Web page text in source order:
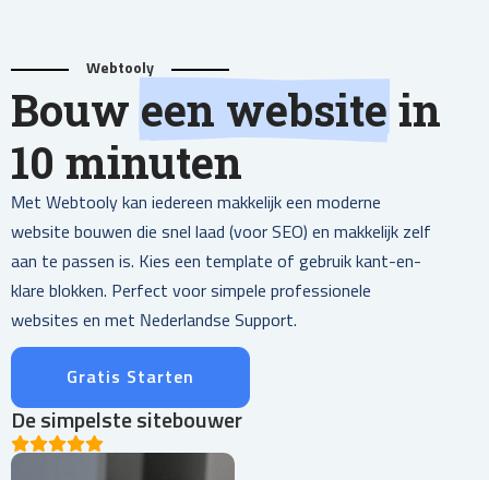
Webtooly
Bouw een website in
10 minuten
Met Webtooly kan iedereen makkelijk een moderne
website bouwen die snel laad (voor SEO) en makkelijk zelf
aan te passen is. Kies een template of gebruik kant-en-
klare blokken. Perfect voor simpele professionele
websites en met Nederlandse Support.
Gratis Starten
De simpelste sitebouwer